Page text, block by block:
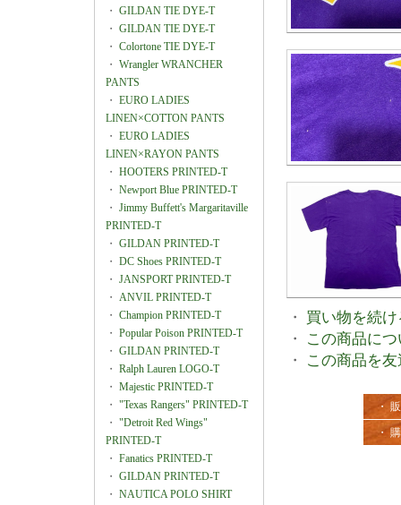
・ GILDAN TIE DYE-T
・ GILDAN TIE DYE-T
・ Colortone TIE DYE-T
・ Wrangler WRANCHER
PANTS
・ EURO LADIES
LINEN×COTTON PANTS
・ EURO LADIES
LINEN×RAYON PANTS
・ HOOTERS PRINTED-T
・ Newport Blue PRINTED-T
・ Jimmy Buffett's Margaritaville
PRINTED-T
・ GILDAN PRINTED-T
・ DC Shoes PRINTED-T
・ JANSPORT PRINTED-T
・ ANVIL PRINTED-T
・ Champion PRINTED-T
・ Popular Poison PRINTED-T
・ GILDAN PRINTED-T
・ Ralph Lauren LOGO-T
・ Majestic PRINTED-T
・ "Texas Rangers" PRINTED-T
・ "Detroit Red Wings"
PRINTED-T
・ Fanatics PRINTED-T
・ GILDAN PRINTED-T
・ NAUTICA POLO SHIRT
・ 買い物を続け
・
この商品に
・
この商品を
・
・